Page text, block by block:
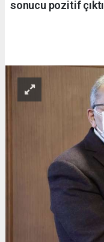
sonucu pozitif çıktı